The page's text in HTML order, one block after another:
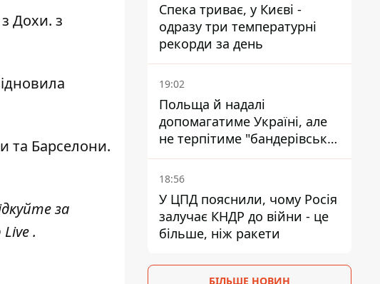
Дохи. з
та Барселони.
за
.
Спека триває, у Києві -
одразу три температурні
рекорди за день
19:02
Польща й надалі
допомагатиме Україні, але
не терпітиме "бандерівської
символіки" - Навроцький
18:56
У ЦПД пояснили, чому Росія
залучає КНДР до війни - це
більше, ніж ракети
БІЛЬШЕ НОВИН